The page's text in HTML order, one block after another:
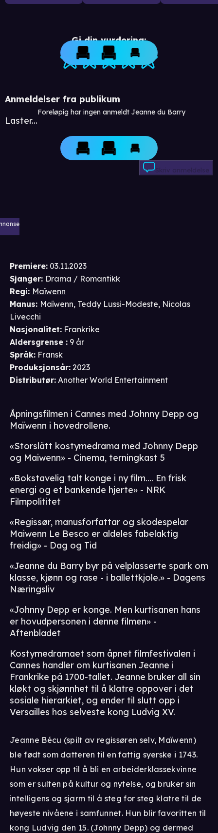
Gi din vurdering:
Anmeldelser fra publikum
Laster...
Foreløpig har ingen anmeldt Jeanne du Barry
Skriv anmeldelse
Premiere: 03.11.2023
Sjanger: Drama / Romantikk
Regi: Maïwenn
Manus: Maïwenn, Teddy Lussi-Modeste, Nicolas
Livecchi
Nasjonalitet: Frankrike
Aldersgrense : 9 år
Språk: Fransk
Produksjonsår: 2023
Distributør: Another World Entertainment
Åpningsfilmen i Cannes med Johnny Depp og
Maïwenn i hovedrollene.
«Storslått kostymedrama med Johnny Depp
og Maiwenn» - Cinema, terningkast 5
«Bokstavelig talt konge i ny film…. En frisk
energi og et bankende hjerte» - NRK
Filmpolititet
«Regissør, manusforfattar og skodespelar
Maiwenn Le Besco er aldeles fabelaktig
freidig» - Dag og Tid
«Jeanne du Barry byr på velplasserte spark om
klasse, kjønn og rase - i ballettkjole.» - Dagens
Næringsliv
«Johnny Depp er konge. Men kurtisanen hans
er hovudpersonen i denne filmen» -
Aftenbladet
Kostymedramaet som åpnet filmfestivalen i
Cannes handler om kurtisanen Jeanne i
Frankrike på 1700-tallet. Jeanne bruker all sin
kløkt og skjønnhet til å klatre oppover i det
sosiale hierarkiet, og ender til slutt opp i
Versailles hos selveste kong Ludvig XV.
Jeanne Bécu (spilt av regissøren selv, Maïwenn)
ble født som datteren til en fattig syerske i 1743.
Hun vokser opp til å bli en arbeiderklassekvinne
som er sulten på kultur og nytelse, og bruker sin
intelligens og sjarm til å steg for steg klatre til de
høyeste nivåene i samfunnet. Hun blir favoritten til
kong Ludvig den 15. (Johnny Depp) og dermed